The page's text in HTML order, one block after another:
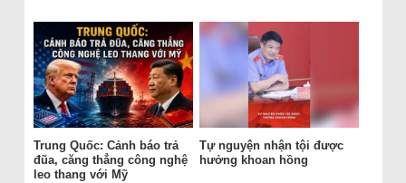
Trung Quốc: Cảnh báo trả
đũa, căng thẳng công nghệ
leo thang với Mỹ
Tự nguyện nhận tội được
hưởng khoan hồng